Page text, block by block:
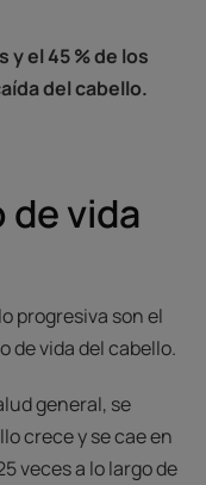
y el 45 % de los
del cabello.
de vida
progresiva son el
de vida del cabello.
general, se
crece y se cae en
veces a lo largo de